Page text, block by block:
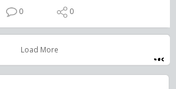
0 0
Load More